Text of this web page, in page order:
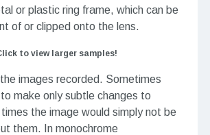
or plastic ring frame, which can be
of or clipped onto the lens.
to view larger samples!
images recorded. Sometimes
make only subtle changes to
the image would simply not be
them. In monochrome